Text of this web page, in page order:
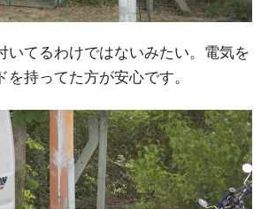
いてるわけではないみたい。電気を
持ってた方が安心です。